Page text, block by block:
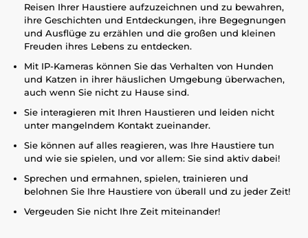
Reisen Ihrer Haustiere aufzuzeichnen und zu bewahren,
ihre Geschichten und Entdeckungen, ihre Begegnungen
und Ausflüge zu erzählen und die großen und kleinen
Freuden ihres Lebens zu entdecken.
Mit IP-Kameras können Sie das Verhalten von Hunden
und Katzen in ihrer häuslichen Umgebung überwachen,
auch wenn Sie nicht zu Hause sind.
Sie interagieren mit Ihren Haustieren und leiden nicht
unter mangelndem Kontakt zueinander.
Sie können auf alles reagieren, was Ihre Haustiere tun
und wie sie spielen, und vor allem: Sie sind aktiv dabei!
Sprechen und ermahnen, spielen, trainieren und
belohnen Sie Ihre Haustiere von überall und zu jeder Zeit!
Vergeuden Sie nicht Ihre Zeit miteinander!